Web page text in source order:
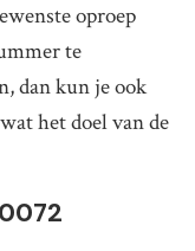
oproep
te
dan kun je ook
het doel van de